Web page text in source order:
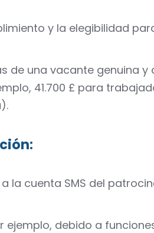
y la elegibilidad
de una vacante genuina
41.700 £ para
:
la cuenta SMS del
ejemplo, debido a